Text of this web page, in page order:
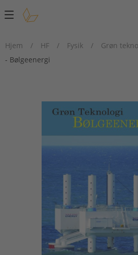
Main
Hjem
/ HF / Fysik / Grøn
- Bølgeenergi